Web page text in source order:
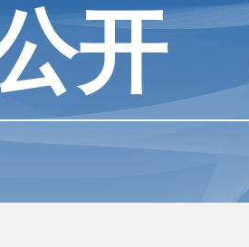
开